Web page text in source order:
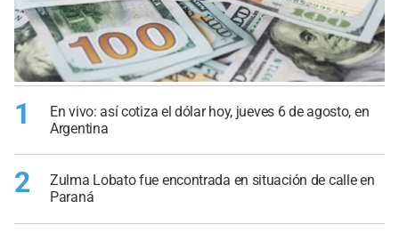
1
En vivo: así cotiza el dólar hoy, jueves 6 de agosto, en
Argentina
2
Zulma Lobato fue encontrada en situación de calle en
Paraná